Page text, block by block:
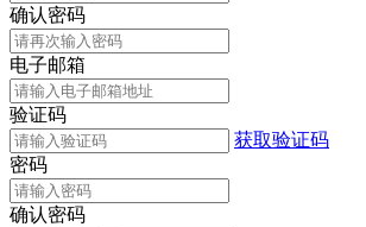
确认密码
电子邮箱
验证码
获取验证码
密码
确认密码